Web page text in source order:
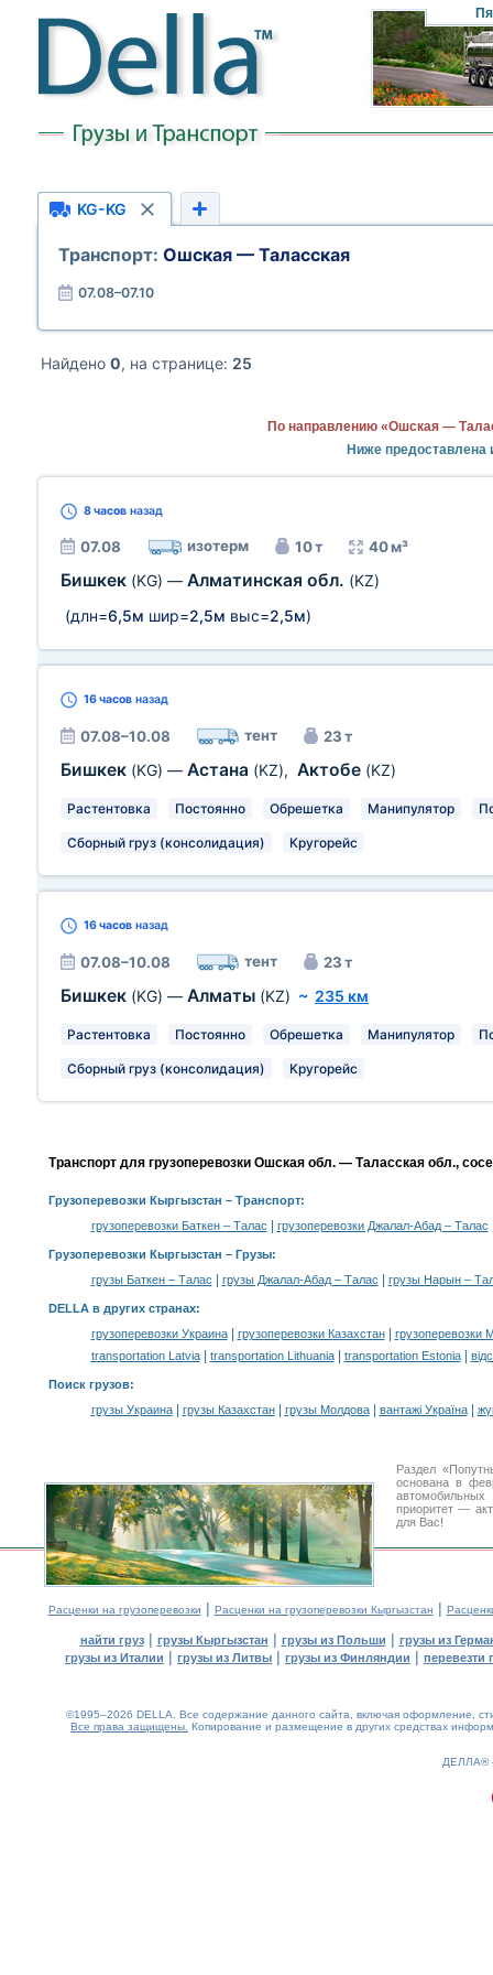
KG-KG
Транспорт: Ошская — Таласская
07.08–07.10
Найдено 0, на странице: 25
По направлению «Ошская —
Ниже
8 часов назад
07.08 изотерм 10 т 40 м³
Бишкек (KG) — Алматинская обл. (KZ)
(длн=6,5м шир=2,5м выс=2,5м)
16 часов назад
07.08–10.08 тент 23 т
Бишкек (KG) — Астана (KZ), Актобе (KZ)
Растентовка Постоянно Обрешетка Манипулятор
Сборный груз (консолидация) Кругорейс
16 часов назад
07.08–10.08 тент 23 т
Бишкек (KG) — Алматы (KZ) ~ 235 км
Растентовка Постоянно Обрешетка Манипулятор
Сборный груз (консолидация) Кругорейс
Транспорт для грузоперевозки Ошская обл. — Таласская обл.,
Грузоперевозки Кыргызстан – Транспорт:
грузоперевозки Баткен – Талас
грузоперевозки Джалал-Абад – Талас
Грузоперевозки Кыргызстан – Грузы:
грузы Баткен – Талас
грузы Джалал-Абад – Талас грузы Нарын –
DELLA в других странах:
грузоперевозки Украина| грузоперевозки Казахстан|
грузоперевозки
transportation Latvia| transportation Lithuania| transportation Estonia|
Поиск грузов:
грузы Украина| грузы Казахстан| грузы Молдова| вантажі Україна|
Раздел
основана в
приоритет —
для Вас!
Расценки на грузоперевозки | Расценки на грузоперевозки Кыргызстан |
найти груз| грузы Кыргызстан | грузы из Польши | грузы из
грузы из Италии | грузы из Литвы | грузы из Финляндии | перевезти
©1995–2026 DELLA. Все содержание данного сайта, включая оформление,
Все права защищены. Копирование и размещение в других средствах